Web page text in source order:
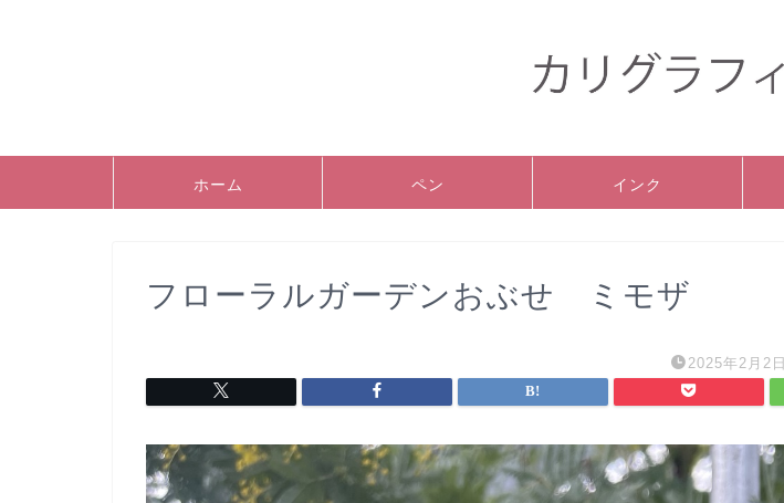
ホーム ペン インク
フローラルガーデンおぶせ ミモザ
2025年2月2日